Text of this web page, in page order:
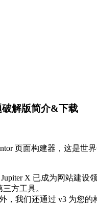
破解版简介&下载
页面构建器，这是世
X 已成为网站建设
方工具。
，我们还通过 v3 为